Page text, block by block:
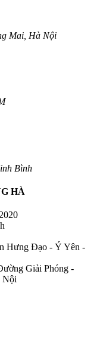
Mai, Hà Nội
Bình
HÀ
Hưng Đạo - Ý Yên -
Giải Phóng -
Nội